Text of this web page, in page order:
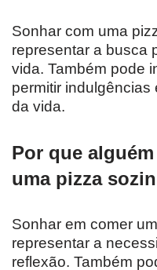
Sonhar com uma
representar a busca
vida. Também pode
permitir indulgências
da vida.
Por que
uma pizza
Sonhar em comer
representar a
reflexão. Também